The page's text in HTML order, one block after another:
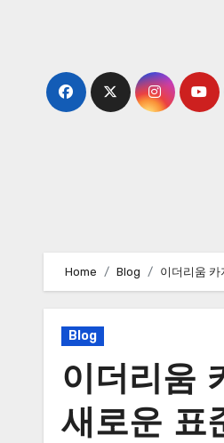
Home Blog 이더리움
Blog
이더리움
새로운 표